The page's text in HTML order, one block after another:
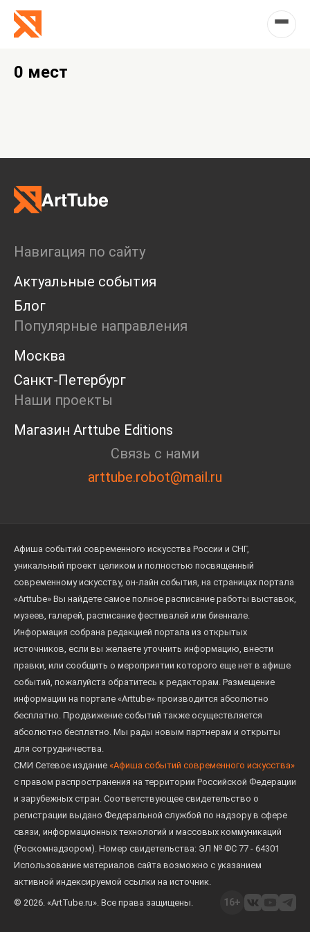
0 мест
Навигация по сайту
Актуальные события
Блог
Популярные направления
Москва
Санкт-Петербург
Наши проекты
Магазин Arttube Editions
Связь с нами
arttube.robot@mail.ru
Афиша событий современного искусства России и СНГ,
уникальный проект целиком и полностью посвященный
современному искусству, он-лайн события, на страницах портала
«Arttube» Вы найдете самое полное расписание работы выставок,
музеев, галерей, расписание фестивалей или биеннале.
Информация собрана редакцией портала из открытых
источников, если вы желаете уточнить информацию, внести
правки, или сообщить о мероприятии которого еще нет в афише
событий, пожалуйста обратитесь к редакторам. Размещение
информации на портале «Arttube» производится абсолютно
бесплатно. Продвижение событий также осуществляется
абсолютно бесплатно. Мы рады новым партнерам и открыты
для сотрудничества.
СМИ Сетевое издание «Афиша событий современного искусства»
с правом распространения на территории Российской Федерации
и зарубежных стран. Соответствующее свидетельство о
регистрации выдано Федеральной службой по надзору в сфере
связи, информационных технологий и массовых коммуникаций
(Роскомнадзором). Номер свидетельства: ЭЛ № ФС 77 - 64301
Использование материалов сайта возможно с указанием
активной индексируемой ссылки на источник.
© 2026. «ArtTube.ru». Все права защищены.
16+